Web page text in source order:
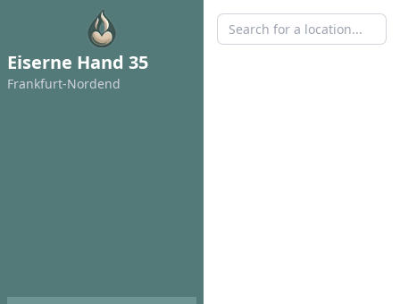
Eiserne Hand 35
Frankfurt-Nordend